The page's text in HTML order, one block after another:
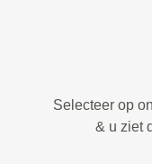
Selecteer op
& u ziet